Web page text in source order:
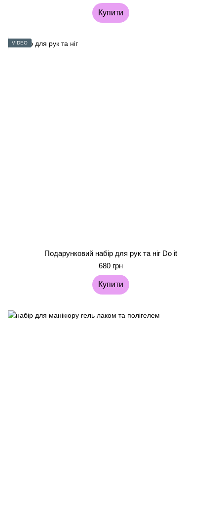
Купити
VIDEO
Подарунковий набір для рук та ніг Do it
680 грн
Купити